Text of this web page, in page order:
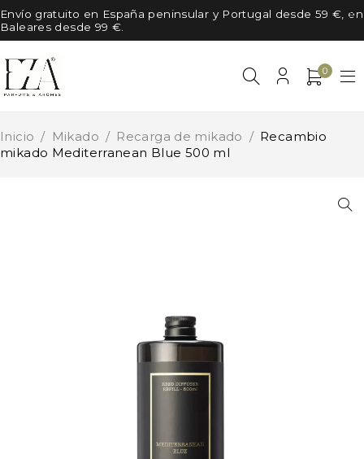
Envío gratuito en España peninsular y Portugal desde 59 €, en
Baleares desde 99 €.
0
Inicio / Mikado / Recarga de mikado / Recambio
mikado Mediterranean Blue 500 ml